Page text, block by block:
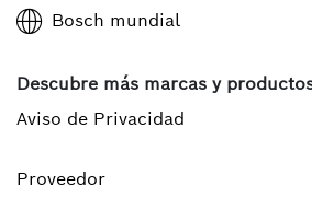
Bosch mundial
Descubre más marcas y
Aviso de Privacidad
Proveedor